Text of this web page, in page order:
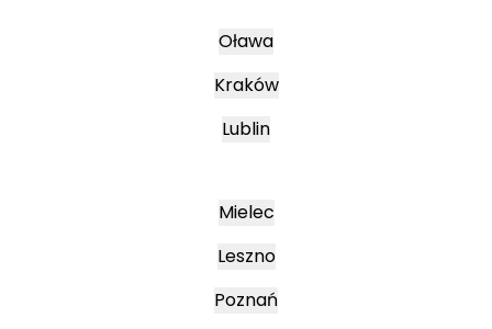
Oława
Kraków
Lublin
Mielec
Leszno
Poznań